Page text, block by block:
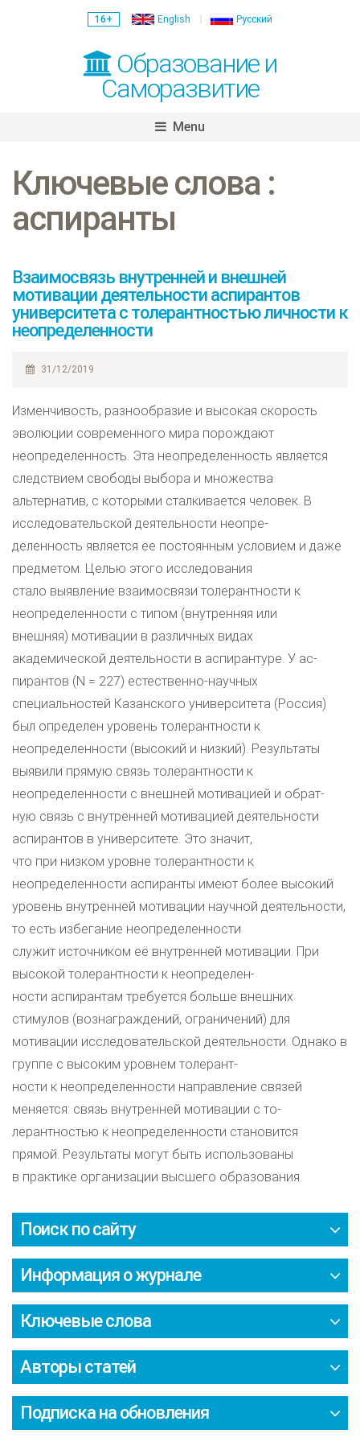
16+ English Русский
Образование и
Саморазвитие
Menu
content
Ключевые слова :
аспиранты
Взаимосвязь внутренней и внешней
мотивации деятельности аспирантов
университета с толерантностью личности к
неопределенности
31/12/2019
Изменчивость, разнообразие и высокая скорость
эволюции современного мира порождают
неопределенность. Эта неопределенность является
следствием свободы выбора и множества
альтернатив, с которыми сталкивается человек. В
исследовательской деятельности неопре-
деленность является ее постоянным условием и даже
предметом. Целью этого исследования
стало выявление взаимосвязи толерантности к
неопределенности с типом (внутренняя или
внешняя) мотивации в различных видах
академической деятельности в аспирантуре. У ас-
пирантов (N = 227) естественно-научных
специальностей Казанского университета (Россия)
был определен уровень толерантности к
неопределенности (высокий и низкий). Результаты
выявили прямую связь толерантности к
неопределенности с внешней мотивацией и обрат-
ную связь с внутренней мотивацией деятельности
аспирантов в университете. Это значит,
что при низком уровне толерантности к
неопределенности аспиранты имеют более высокий
уровень внутренней мотивации научной деятельности,
то есть избегание неопределенности
служит источником её внутренней мотивации. При
высокой толерантности к неопределен-
ности аспирантам требуется больше внешних
стимулов (вознаграждений, ограничений) для
мотивации исследовательской деятельности. Однако в
группе с высоким уровнем толерант-
ности к неопределенности направление связей
меняется: связь внутренней мотивации с то-
лерантностью к неопределенности становится
прямой. Результаты могут быть использованы
в практике организации высшего образования.
Поиск по сайту
Информация о журнале
Ключевые слова
Авторы статей
Подписка на обновления